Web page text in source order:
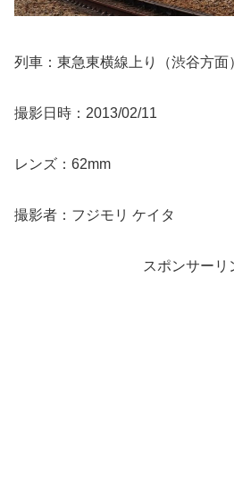
列車：東急東横線上り（渋谷方
撮影日時：2013/02/11
レンズ：62mm
撮影者：フジモリ ケイタ
スポンサーリ